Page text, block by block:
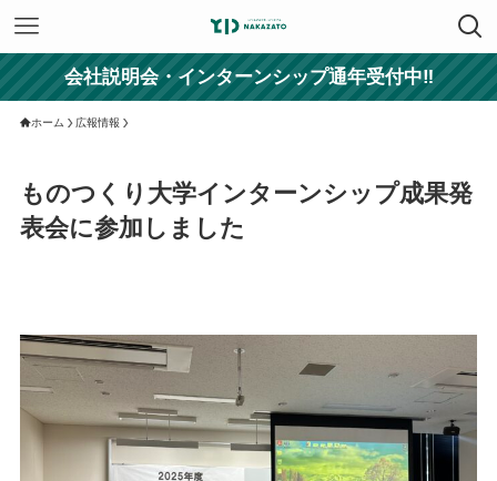
会社説明会・インターンシップ通年受付中‼
ホーム 広報情報
ものつくり大学インターンシップ成果発
表会に参加しました